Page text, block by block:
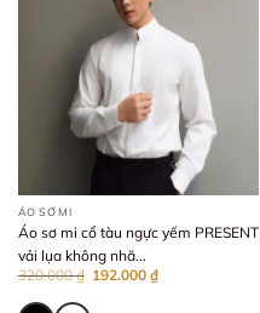
Add to wishlist
ÁO SƠ MI
Áo sơ mi cổ tàu ngực yếm PRESENT
vải lụa không nhă...
320.000₫ Giá
192.000₫Giá
hiện